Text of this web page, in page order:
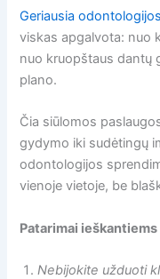
Geriausia
viskas apgalvota: nuo
nuo kruopštaus dantų
plano.
Čia siūlomos
gydymo iki sudėtingų
odontologijos
vienoje vietoje, be
Patarimai
Nebijokite užduoti